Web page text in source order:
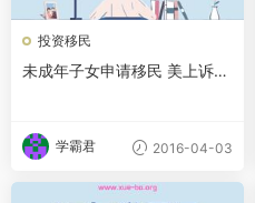
投资移民
未成年子女申请移民 美上诉
学霸君 2016-04-03